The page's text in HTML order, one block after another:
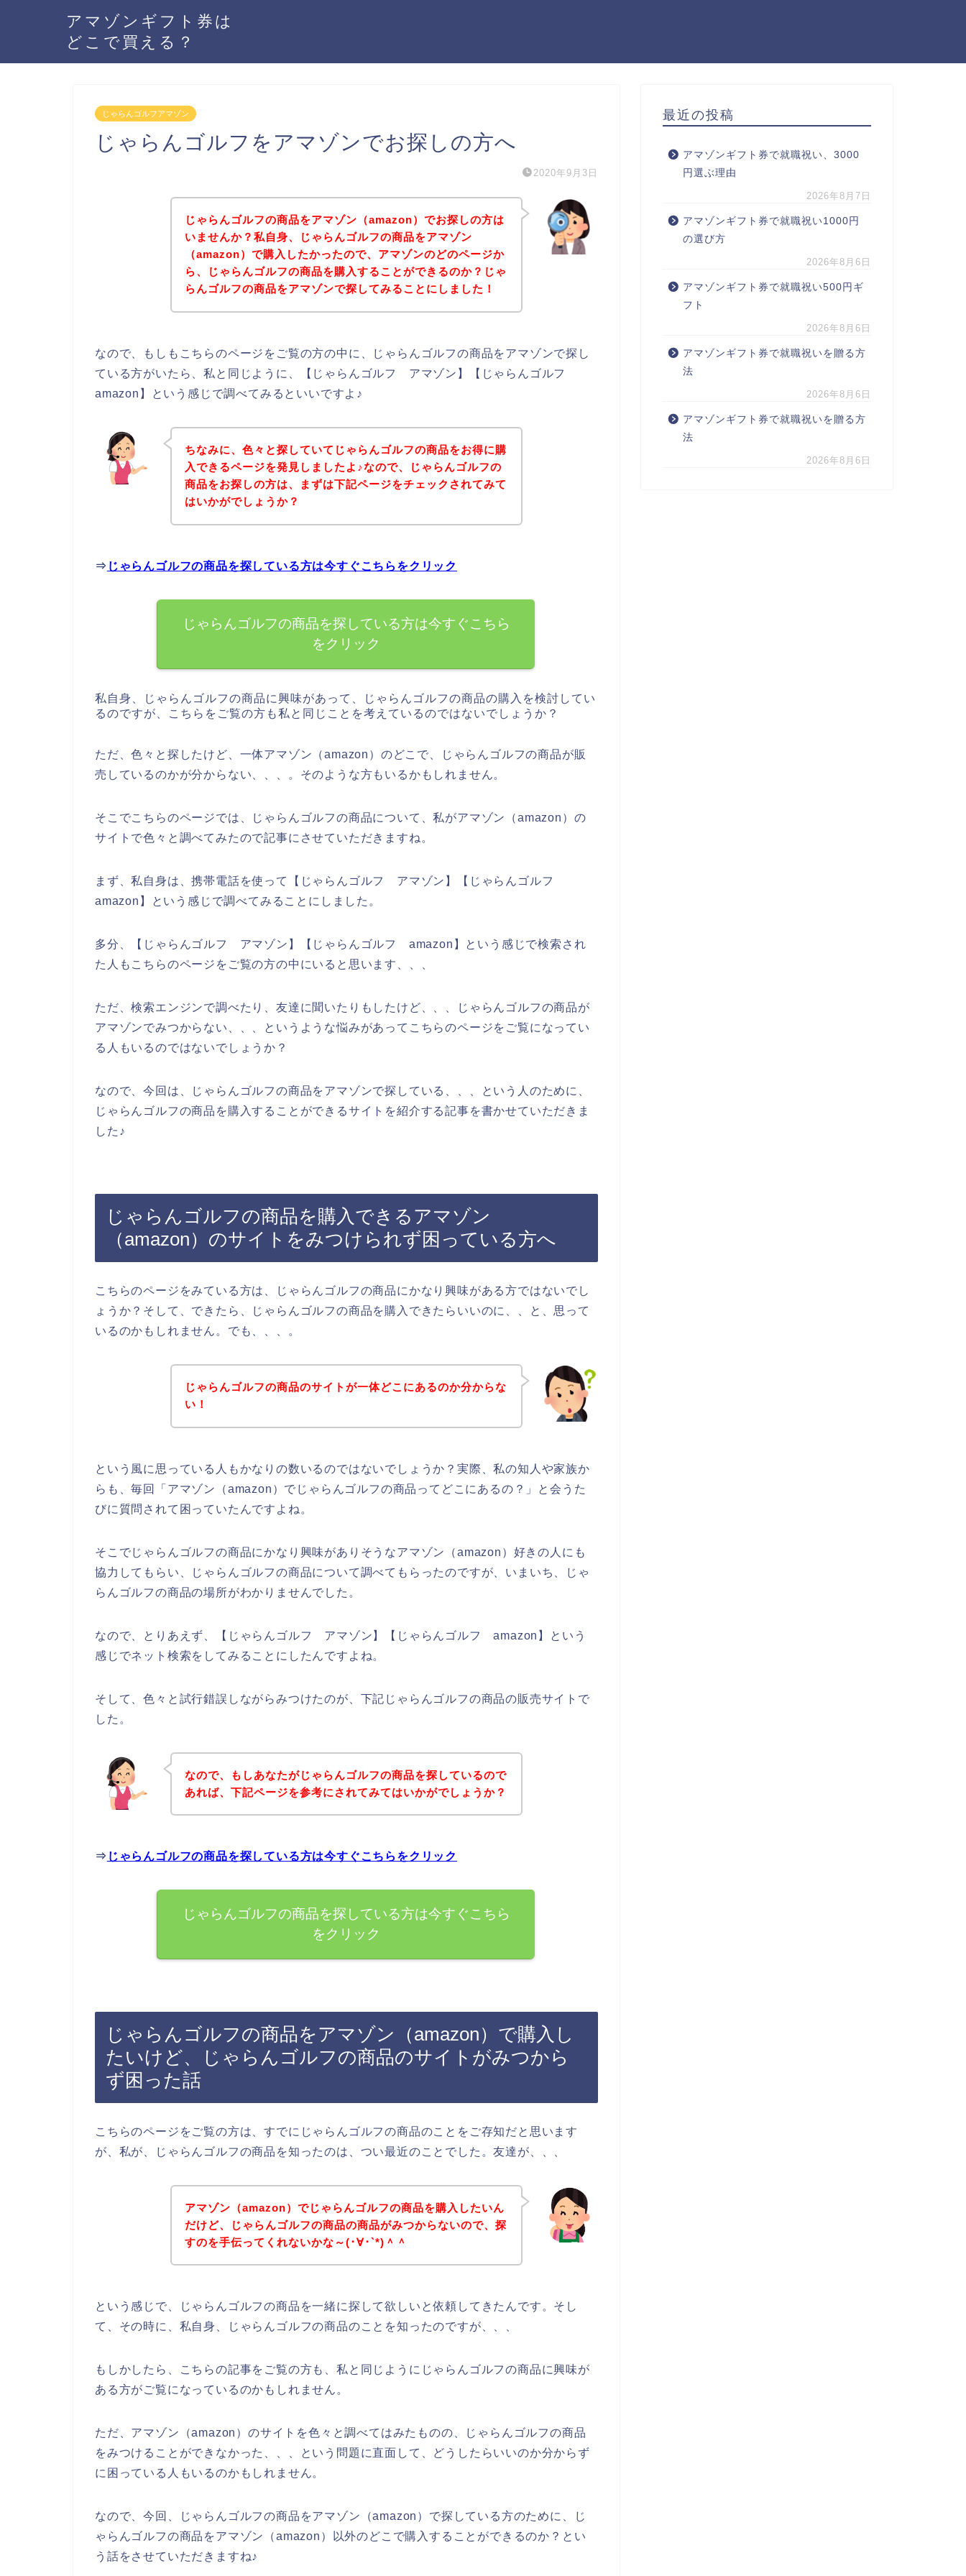
アマゾンギフト券は
どこで買える？
じゃらんゴルフアマゾン
じゃらんゴルフをアマゾンでお探しの方へ
2020年9月3日
じゃらんゴルフの商品をアマゾン（amazon）でお探しの方は
いませんか？私自身、じゃらんゴルフの商品をアマゾン
（amazon）で購入したかったので、アマゾンのどのページか
ら、じゃらんゴルフの商品を購入することができるのか？じゃ
らんゴルフの商品をアマゾンで探してみることにしました！
なので、もしもこちらのページをご覧の方の中に、じゃらんゴルフの商品をアマゾンで探し
ている方がいたら、私と同じように、【じゃらんゴルフ アマゾン】【じゃらんゴルフ
amazon】という感じで調べてみるといいですよ♪
ちなみに、色々と探していてじゃらんゴルフの商品をお得に購
入できるページを発見しましたよ♪なので、じゃらんゴルフの
商品をお探しの方は、まずは下記ページをチェックされてみて
はいかがでしょうか？
⇒ じゃらんゴルフの商品を探している方は今すぐこちらをクリック
じゃらんゴルフの商品を探している方は今すぐこちら
をクリック
私自身、じゃらんゴルフの商品に興味があって、じゃらんゴルフの商品の購入を検討してい
るのですが、こちらをご覧の方も私と同じことを考えているのではないでしょうか？
ただ、色々と探したけど、一体アマゾン（amazon）のどこで、じゃらんゴルフの商品が販
売しているのかが分からない、、、。そのような方もいるかもしれません。
そこでこちらのページでは、じゃらんゴルフの商品について、私がアマゾン（amazon）の
サイトで色々と調べてみたので記事にさせていただきますね。
まず、私自身は、携帯電話を使って【じゃらんゴルフ アマゾン】【じゃらんゴルフ
amazon】という感じで調べてみることにしました。
多分、【じゃらんゴルフ アマゾン】【じゃらんゴルフ amazon】という感じで検索され
た人もこちらのページをご覧の方の中にいると思います、、、
ただ、検索エンジンで調べたり、友達に聞いたりもしたけど、、、じゃらんゴルフの商品が
アマゾンでみつからない、、、というような悩みがあってこちらのページをご覧になってい
る人もいるのではないでしょうか？
なので、今回は、じゃらんゴルフの商品をアマゾンで探している、、、という人のために、
じゃらんゴルフの商品を購入することができるサイトを紹介する記事を書かせていただきま
した♪
じゃらんゴルフの商品を購入できるアマゾン
（amazon）のサイトをみつけられず困っている方へ
こちらのページをみている方は、じゃらんゴルフの商品にかなり興味がある方ではないでし
ょうか？そして、できたら、じゃらんゴルフの商品を購入できたらいいのに、、と、思って
いるのかもしれません。でも、、、。
じゃらんゴルフの商品のサイトが一体どこにあるのか分からな
い！
という風に思っている人もかなりの数いるのではないでしょうか？実際、私の知人や家族か
らも、毎回「アマゾン（amazon）でじゃらんゴルフの商品ってどこにあるの？」と会うた
びに質問されて困っていたんですよね。
そこでじゃらんゴルフの商品にかなり興味がありそうなアマゾン（amazon）好きの人にも
協力してもらい、じゃらんゴルフの商品について調べてもらったのですが、いまいち、じゃ
らんゴルフの商品の場所がわかりませんでした。
なので、とりあえず、【じゃらんゴルフ アマゾン】【じゃらんゴルフ amazon】という
感じでネット検索をしてみることにしたんですよね。
そして、色々と試行錯誤しながらみつけたのが、下記じゃらんゴルフの商品の販売サイトで
した。
なので、もしあなたがじゃらんゴルフの商品を探しているので
あれば、下記ページを参考にされてみてはいかがでしょうか？
⇒ じゃらんゴルフの商品を探している方は今すぐこちらをクリック
じゃらんゴルフの商品を探している方は今すぐこちら
をクリック
じゃらんゴルフの商品をアマゾン（amazon）で購入し
たいけど、じゃらんゴルフの商品のサイトがみつから
ず困った話
こちらのページをご覧の方は、すでにじゃらんゴルフの商品のことをご存知だと思います
が、私が、じゃらんゴルフの商品を知ったのは、つい最近のことでした。友達が、、、
アマゾン（amazon）でじゃらんゴルフの商品を購入したいん
だけど、じゃらんゴルフの商品の商品がみつからないので、探
すのを手伝ってくれないかな～(･∀･`*)＾＾
という感じで、じゃらんゴルフの商品を一緒に探して欲しいと依頼してきたんです。そし
て、その時に、私自身、じゃらんゴルフの商品のことを知ったのですが、、、
もしかしたら、こちらの記事をご覧の方も、私と同じようにじゃらんゴルフの商品に興味が
ある方がご覧になっているのかもしれません。
ただ、アマゾン（amazon）のサイトを色々と調べてはみたものの、じゃらんゴルフの商品
をみつけることができなかった、、、という問題に直面して、どうしたらいいのか分からず
に困っている人もいるのかもしれません。
なので、今回、じゃらんゴルフの商品をアマゾン（amazon）で探している方のために、じ
ゃらんゴルフの商品をアマゾン（amazon）以外のどこで購入することができるのか？とい
う話をさせていただきますね♪
最近の投稿
アマゾンギフト券で就職祝い、3000
円選ぶ理由
2026年8月7日
アマゾンギフト券で就職祝い1000円
の選び方
2026年8月6日
アマゾンギフト券で就職祝い500円ギ
フト
2026年8月6日
アマゾンギフト券で就職祝いを贈る方
法
2026年8月6日
アマゾンギフト券で就職祝いを贈る方
法
2026年8月6日